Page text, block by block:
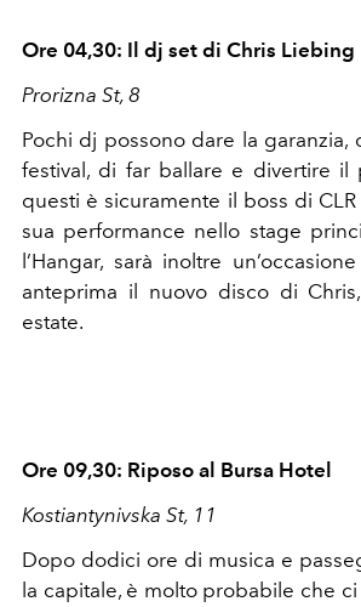
Ore 04,30: Il dj set di Chris Liebing
Prorizna St, 8
Pochi dj possono dare la
festival, di far ballare e divertire
questi è sicuramente il boss di
sua performance nello stage
l’Hangar, sarà inoltre
anteprima il nuovo disco di
estate.
Ore 09,30: Riposo al Bursa Hotel
Kostiantynivska St, 11
Dopo dodici ore di musica e
la capitale, è molto probabile che